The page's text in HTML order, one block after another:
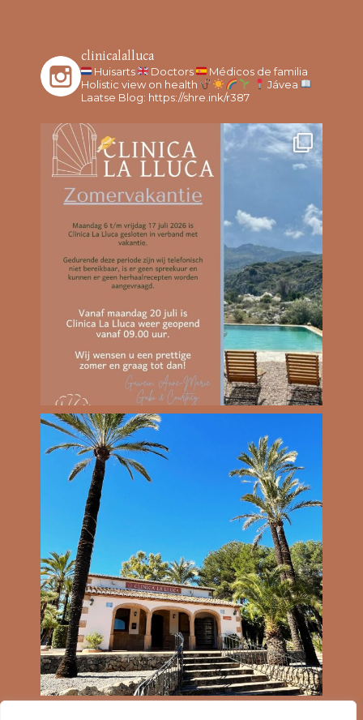
clinicalalluca
Huisarts Doctors
Médicos de familia
Holistic view on health
Jávea
Laatse Blog: https://shre.ink/r387